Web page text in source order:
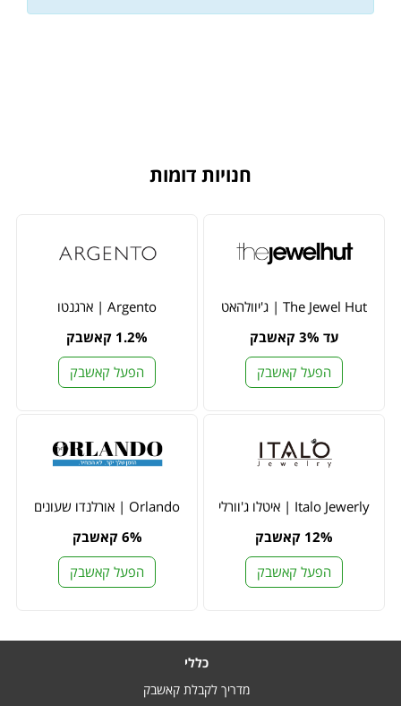
חנויות דומות
The Jewel Hut | ג'יוולהאט
עד 3% קאשבק
הפעל קאשבק
Argento | ארגנטו
1.2% קאשבק
הפעל קאשבק
Italo Jewerly | איטלו ג'וורלי
12% קאשבק
הפעל קאשבק
Orlando | אורלנדו שעונים
6% קאשבק
הפעל קאשבק
כללי
מדריך לקבלת קאשבק